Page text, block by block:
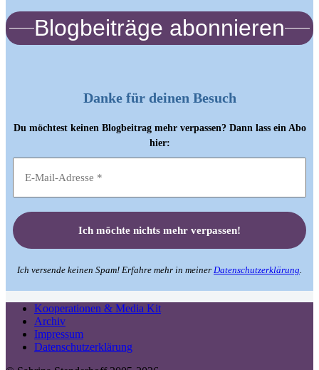
Blogbeiträge abonnieren
Danke für deinen Besuch
Du möchtest keinen Blogbeitrag mehr verpassen? Dann lass ein Abo
hier:
Ich versende keinen Spam! Erfahre mehr in meiner Datenschutzerklärung
Kooperationen & Media Kit
Archiv
Impressum
Datenschutzerklärung